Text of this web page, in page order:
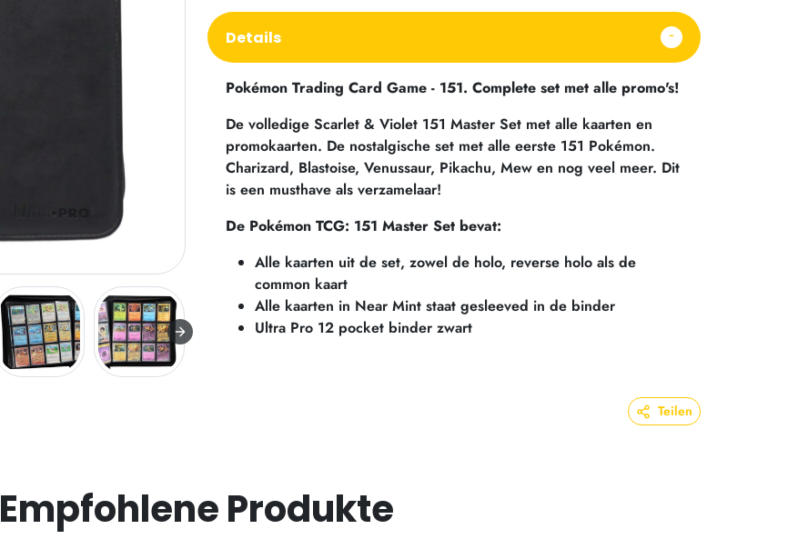
Details
Pokémon Trading Card Game - 151. Complete set met alle promo's!
De volledige Scarlet & Violet 151 Master Set met alle kaarten en
promokaarten. De nostalgische set met alle eerste 151 Pokémon.
Charizard, Blastoise, Venussaur, Pikachu, Mew en nog veel meer. Dit
is een musthave als verzamelaar!
De Pokémon TCG: 151 Master Set bevat:
Alle kaarten uit de set, zowel de holo, reverse holo als de
common kaart
Alle kaarten in Near Mint staat gesleeved in de binder
Ultra Pro 12 pocket binder zwart
Teilen
Empfohlene Produkte